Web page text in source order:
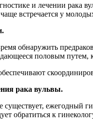
и лечении рака
встречается у
обнаружить
половым путем,
рака вульвы.
существует, ежегодный
обратиться к